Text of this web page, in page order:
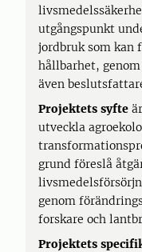
utgångspunkt
jordbruk som kan
hållbarhet,
även
Projektets syfte
utveckla
grund föreslå
genom
forskare och
Projektets